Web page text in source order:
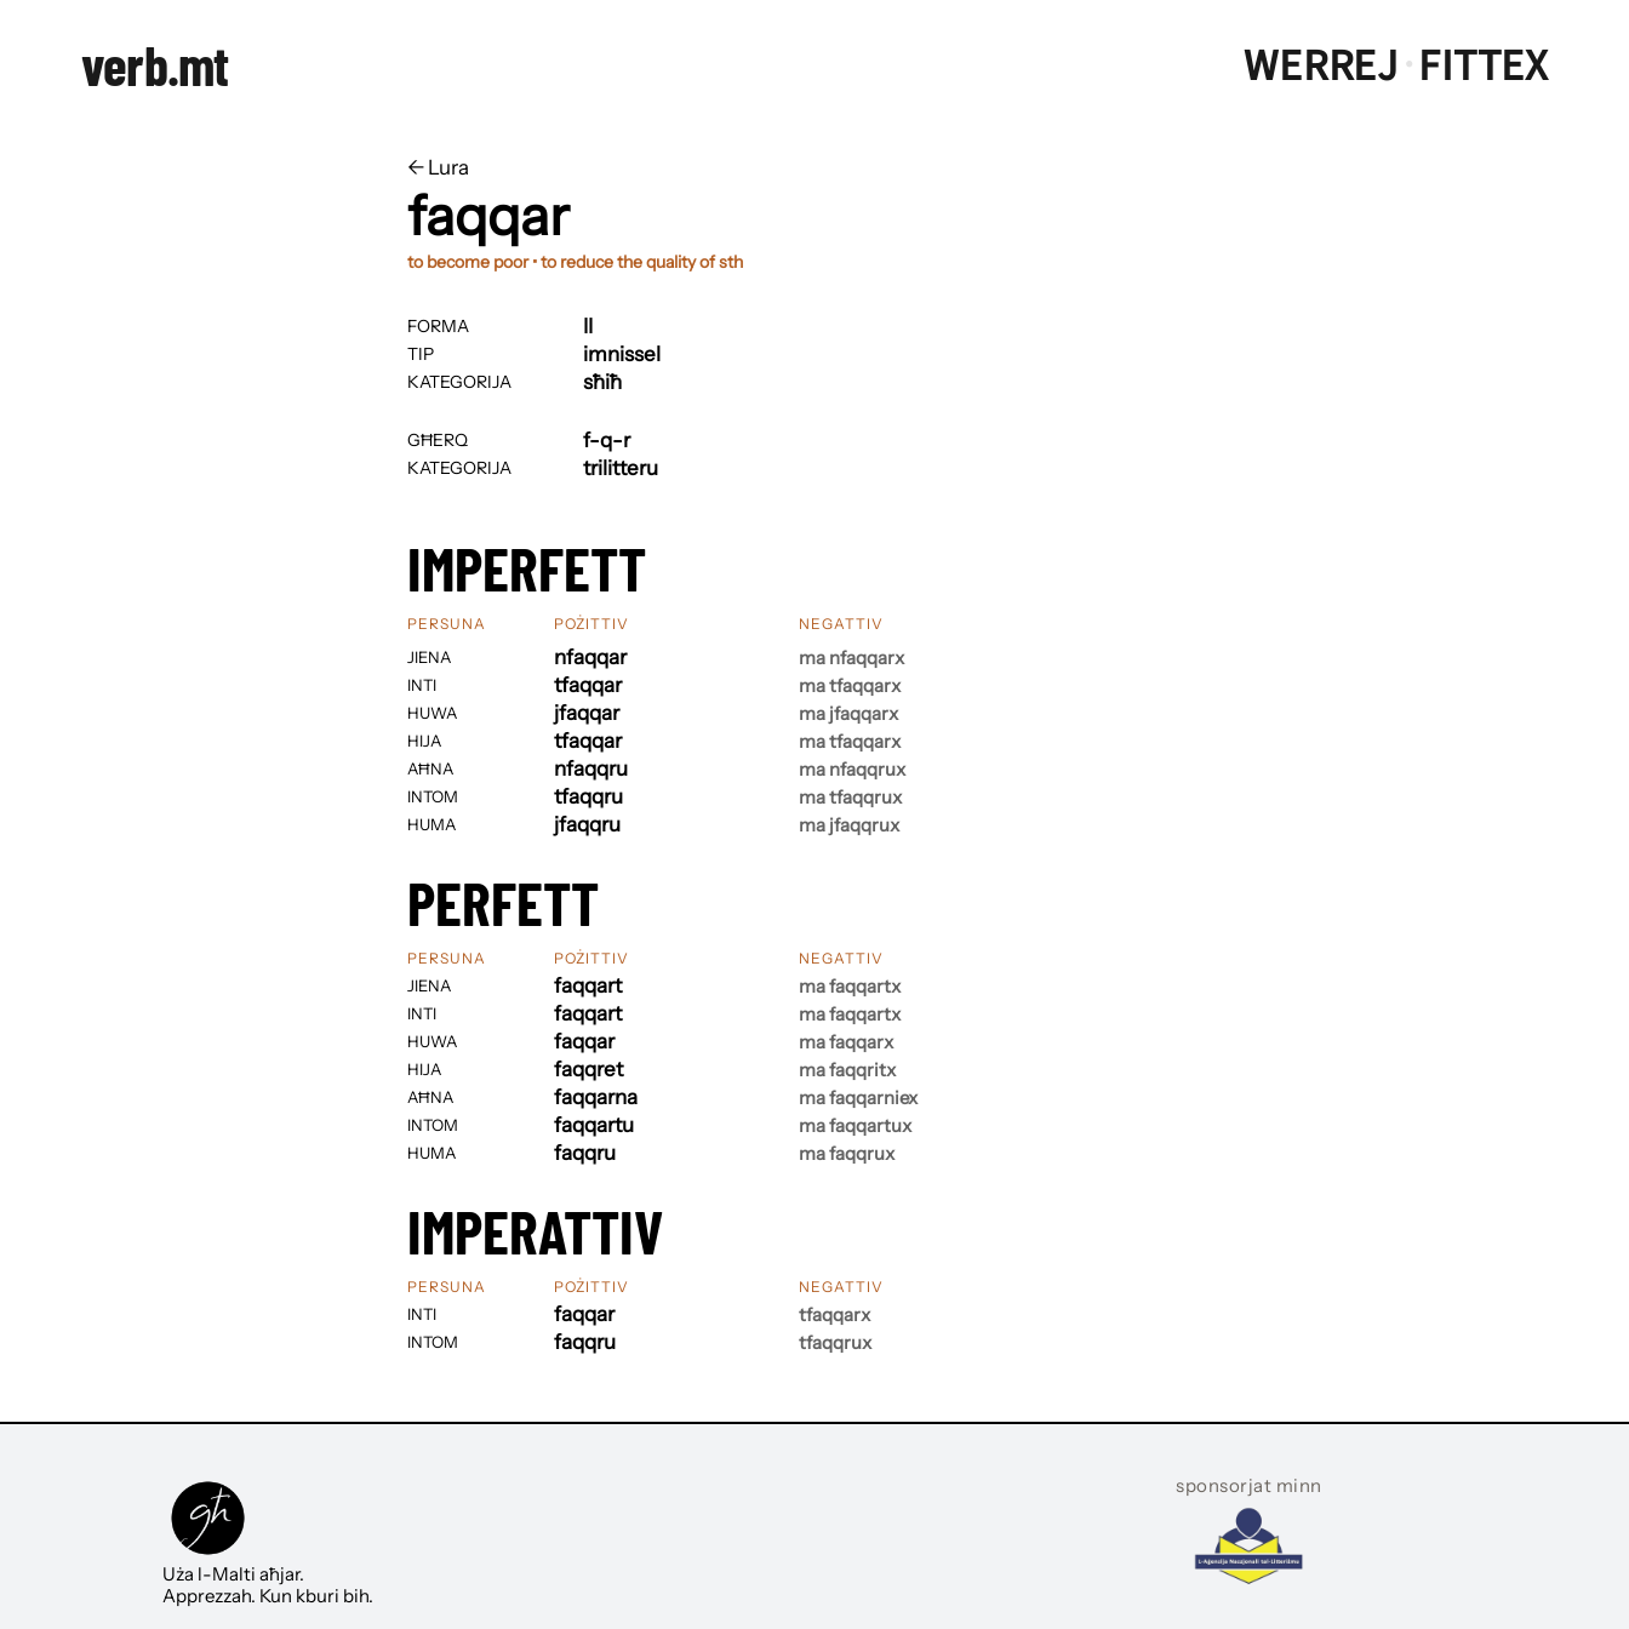
verb.mt WERREJ·FITTEX
← ​​Lura
faqqar
to become poor • to reduce the quality of sth
FORMA
TIP
KATEGORIJA
GĦERQ
KATEGORIJA
imnissel
sħiħ
f-q-r
trilitteru
IMPERFETT
PERSUNA
JIENA
INTI
HUWA
HIJA
AĦNA
INTOM
HUMA
POŻITTIV
nfaqqar
tfaqqar
jfaqqar
tfaqqar
nfaqqru
tfaqqru
jfaqqru
NEGATTIV
ma nfaqqarx
ma tfaqqarx
ma jfaqqarx
ma tfaqqarx
ma nfaqqrux
ma tfaqqrux
ma jfaqqrux
PERFETT
PERSUNA
JIENA
INTI
HUWA
HIJA
AĦNA
INTOM
HUMA
POŻITTIV
faqqart
faqqart
faqqar
faqqret
faqqarna
faqqartu
faqqru
NEGATTIV
ma faqqartx
ma faqqartx
ma faqqarx
ma faqqritx
ma faqqarniex
ma faqqartux
ma faqqrux
IMPERATTIV
PERSUNA
INTI
INTOM
POŻITTIV
faqqar
faqqru
NEGATTIV
tfaqqarx
tfaqqrux
Uża l-Malti aħjar.
Apprezzah. Kun kburi bih.
sponsorjat minn